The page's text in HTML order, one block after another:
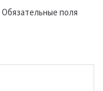
Обязательные поля